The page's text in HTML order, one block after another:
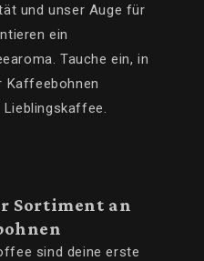
und unser Auge für
ein
Tauche ein, in
Kaffeebohnen
Sortiment an
sind deine erste